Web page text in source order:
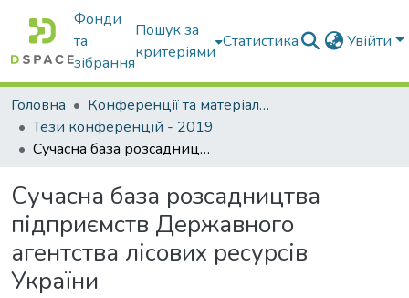
Фонди
та
зібрання
Пошук за
критеріями
Статистика Увійти
Головна
Конференції та матеріали конференцій
Тези конференцій - 2019
Сучасна база розсадництва підприємств Державного агентства лісових ресурсів України
Сучасна база розсадництва
підприємств Державного
агентства лісових ресурсів
України